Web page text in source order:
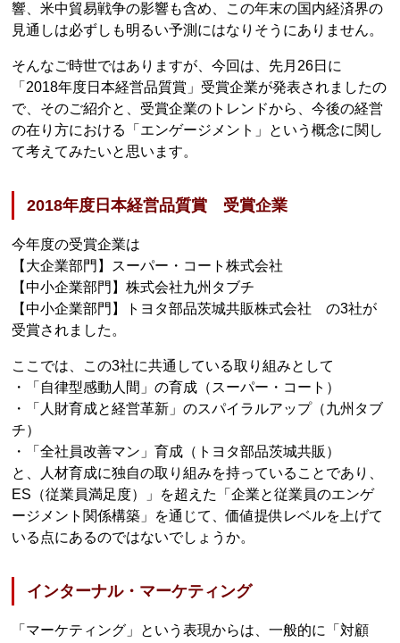
響、米中貿易戦争の影響も含め、この年末の国内経済界の
見通しは必ずしも明るい予測にはなりそうにありません。
そんなご時世ではありますが、今回は、先月26日に
「2018年度日本経営品質賞」受賞企業が発表されましたの
で、そのご紹介と、受賞企業のトレンドから、今後の経営
の在り方における「エンゲージメント」という概念に関し
て考えてみたいと思います。
2018年度日本経営品質賞 受賞企業
今年度の受賞企業は
【大企業部門】スーパー・コート株式会社
【中小企業部門】株式会社九州タブチ
【中小企業部門】トヨタ部品茨城共販株式会社 の3社が
受賞されました。
ここでは、この3社に共通している取り組みとして
・「自律型感動人間」の育成（スーパー・コート）
・「人財育成と経営革新」のスパイラルアップ（九州タブ
チ）
・「全社員改善マン」育成（トヨタ部品茨城共販）
と、人材育成に独自の取り組みを持っていることであり、
ES（従業員満足度）」を超えた「企業と従業員のエンゲ
ージメント関係構築」を通じて、価値提供レベルを上げて
いる点にあるのではないでしょうか。
インターナル・マーケティング
「マーケティング」という表現からは、一般的に「対顧